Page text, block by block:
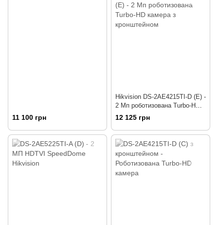
11 100 грн
Hikvision DS-2AE4215TI-D (E) -
2 Мп роботизована Turbo-HD
камера з кронштейном
12 125 грн